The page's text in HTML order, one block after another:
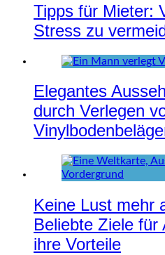
Tipps für Mieter:
Stress zu
Elegantes
durch Verlegen
Keine Lust mehr
Beliebte Ziele für
ihre Vorteile